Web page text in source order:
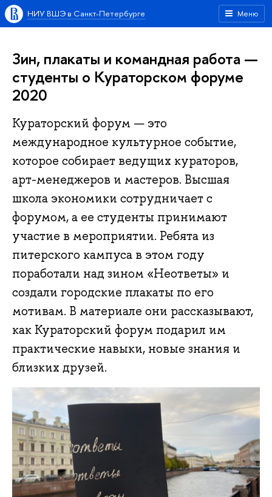
Меню
НИУ ВШЭ в Санкт-Петербурге
Зин, плакаты и командная работа —
студенты о Кураторском форуме
2020
Кураторский форум — это
международное культурное событие,
которое собирает ведущих кураторов,
арт-менеджеров и мастеров. Высшая
школа экономики сотрудничает с
форумом, а ее студенты принимают
участие в мероприятии. Ребята из
питерского кампуса в этом году
поработали над зином «Неответы» и
создали городские плакаты по его
мотивам. В материале они рассказывают,
как Кураторский форум подарил им
практические навыки, новые знания и
близких друзей.